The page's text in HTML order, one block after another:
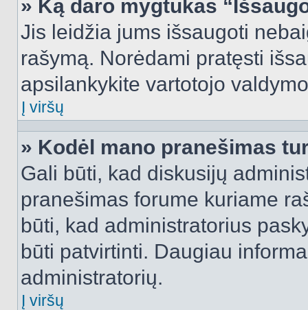
» Ką daro mygtukas
Jis leidžia jums išsaugoti
rašymą. Norėdami pratęsti
apsilankykite vartotojo
Į viršų
» Kodėl mano pranešimas
Gali būti, kad diskusijų
pranešimas forume kuriame
būti, kad administratorius
būti patvirtinti. Daugiau
administratorių.
Į viršų